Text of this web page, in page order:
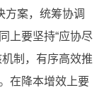
方案，统筹协调
上要坚持“应协尽
制，有序高效推
在降本增效上要